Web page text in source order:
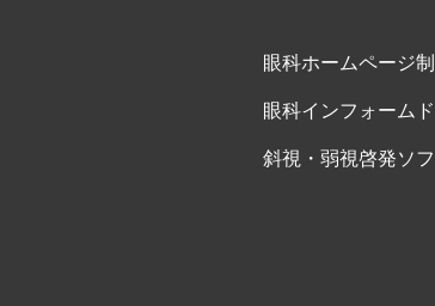
眼科ホームページ
眼科インフォーム
斜視・弱視啓発ソ